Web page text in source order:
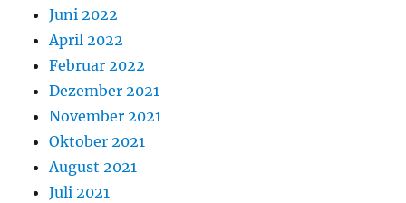
Juni 2022
April 2022
Februar 2022
Dezember 2021
November 2021
Oktober 2021
August 2021
Juli 2021